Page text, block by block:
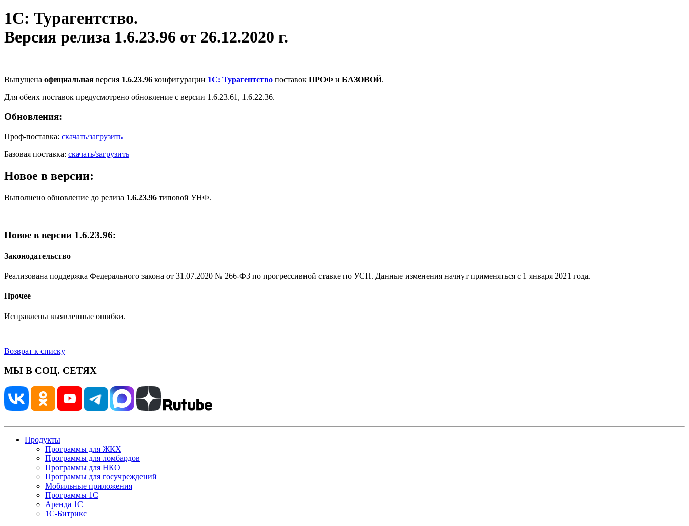
1С: Турагентство.
Версия релиза 1.6.23.96 от 26.12.2020 г.
Выпущена официальная версия 1.6.23.96 конфигурации 1С: Турагентство поставок ПРОФ и БАЗОВОЙ.
Для обеих поставок предусмотрено обновление с версии 1.6.23.61, 1.6.22.36.
Обновления:
Проф-поставка: скачать/загрузить
Базовая поставка: скачать/загрузить
Новое в версии:
Выполнено обновление до релиза 1.6.23.96 типовой УНФ.
Новое в версии 1.6.23.96:
Законодательство
Реализована поддержка Федерального закона от 31.07.2020 № 266-ФЗ по прогрессивной ставке по УСН. Данные изменения начнут применяться с 1 января 2021 года.
Прочее
Исправлены выявленные ошибки.
Возврат к списку
МЫ В СОЦ. СЕТЯХ
Продукты
Программы для ЖКХ
Программы для ломбардов
Программы для НКО
Программы для госучреждений
Мобильные приложения
Программы 1С
Аренда 1С
1С-Битрикс